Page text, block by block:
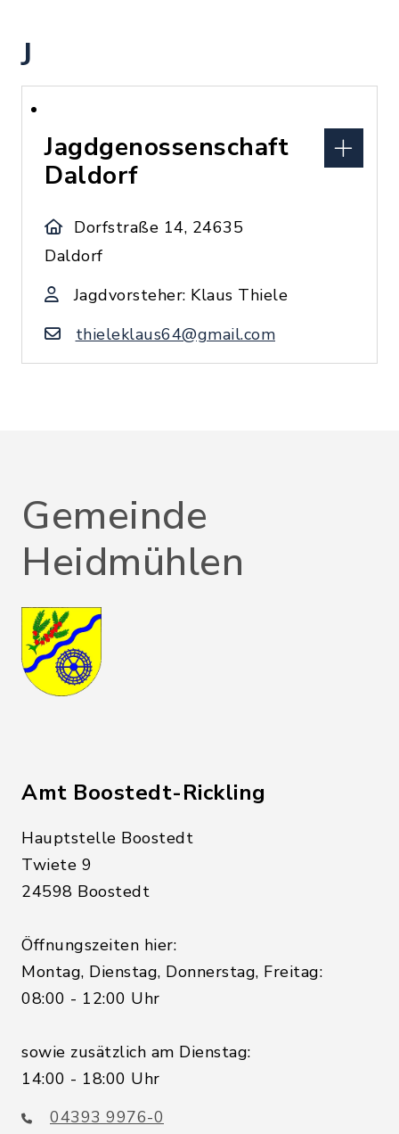
J
Jagdgenossenschaft
Daldorf
Dorfstraße 14, 24635
Daldorf
Jagdvorsteher: Klaus Thiele
thieleklaus64@gmail.com
Gemeinde
Heidmühlen
Amt Boostedt-Rickling
Hauptstelle Boostedt
Twiete 9
24598 Boostedt
Öffnungszeiten hier:
Montag, Dienstag, Donnerstag, Freitag:
08:00 - 12:00 Uhr
sowie zusätzlich am Dienstag:
14:00 - 18:00 Uhr
04393 9976-0